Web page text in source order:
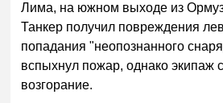
Лима, на южном выходе из
Танкер получил повреждения
попадания "неопознанного
вспыхнул пожар, однако экипаж
возгорание.